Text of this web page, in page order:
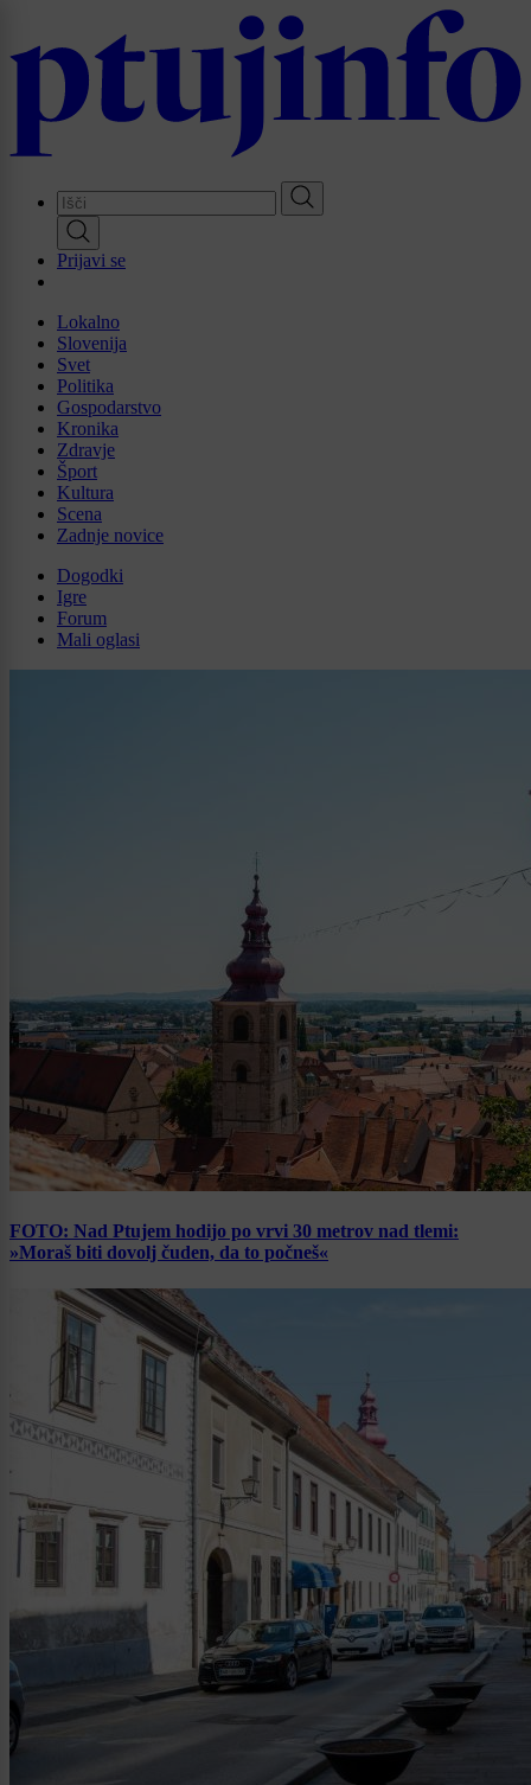
main
Prijavi se
Lokalno
Slovenija
Svet
Politika
Gospodarstvo
Kronika
Zdravje
Šport
Kultura
Scena
Zadnje novice
Dogodki
Igre
Forum
Mali oglasi
FOTO: Nad Ptujem hodijo po vrvi 30 metrov nad tlemi:
»Moraš biti dovolj čuden, da to počneš«